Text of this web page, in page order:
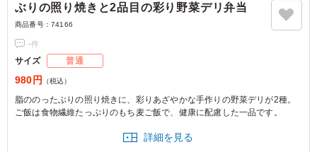
ぶりの照り焼きと2品目の彩り野菜デリ弁当
商品番号： 74166
-件
サイズ 普通
980円 （税込）
脂ののったぶりの照り焼きに、彩りあざやかな手作りの野菜デリが2種。
ご飯は食物繊維たっぷりのもち麦ご飯で、健康に配慮した一品です。
詳細を見る